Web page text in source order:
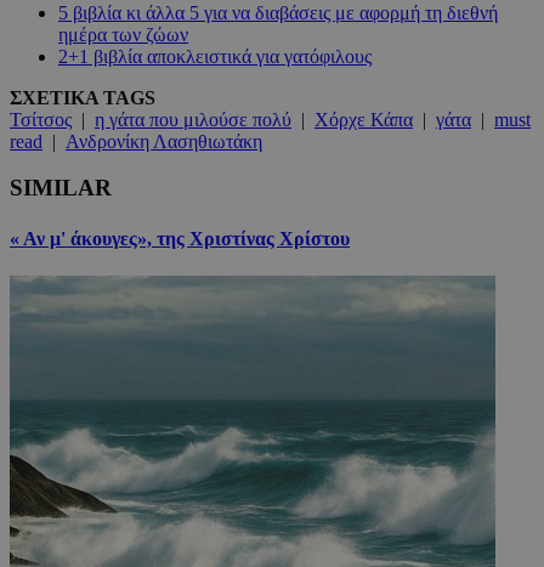
5 βιβλία κι άλλα 5 για να διαβάσεις με αφορμή τη διεθνή
ημέρα των ζώων
2+1 βιβλία αποκλειστικά για γατόφιλους
ΣΧΕΤΙΚΑ TAGS
Τσίτσος | η γάτα που μιλούσε πολύ | Χόρχε Κάπα | γάτα | must
read | Ανδρονίκη Λασηθιωτάκη
SIMILAR
« Αν μ' άκουγες», της Χριστίνας Χρίστου